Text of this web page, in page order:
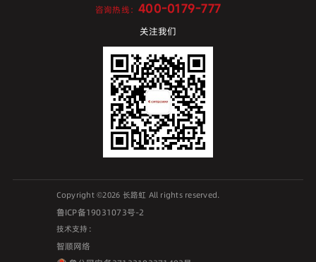
咨询热线：400-0179-777
关注我们
Copyright ©2026 长路虹 All rights reserved.
鲁ICP备19031073号-2
技术支持：
智顺网络